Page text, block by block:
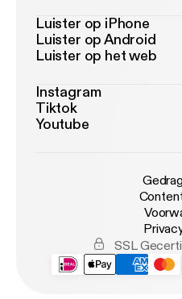
Luister op iPhone
Luister op Android
Luister op het web
Instagram
Tiktok
Youtube
SSL